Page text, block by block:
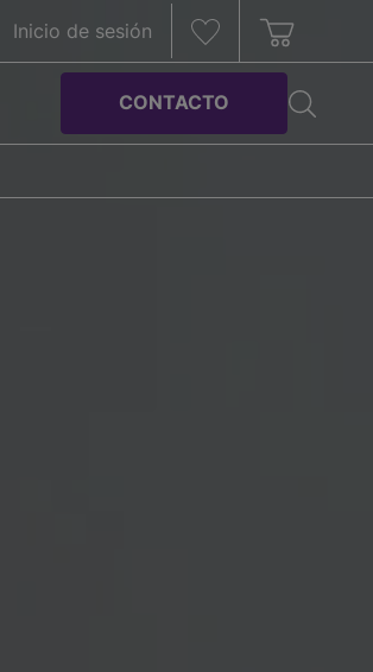
Inicio de sesión
CONTACTO